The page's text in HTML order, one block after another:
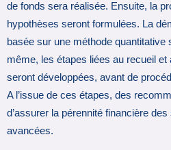
de fonds sera réalisée. Ensuite, la
hypothèses seront formulées. La
basée sur une méthode
même, les étapes liées au recueil et
seront développées, avant de
A l’issue de ces étapes, des
d’assurer la pérennité financière
avancées.